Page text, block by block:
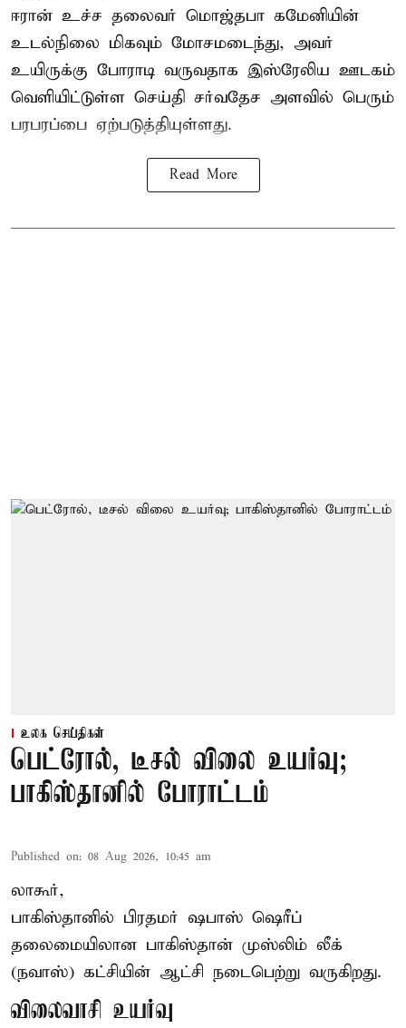
ஈரான் உச்ச தலைவர் மொஜ்தபா கமேனியின்
உடல்நிலை மிகவும் மோசமடைந்து, அவர்
உயிருக்கு போராடி வருவதாக இஸ்ரேலிய ஊடகம்
வெளியிட்டுள்ள செய்தி சர்வதேச அளவில் பெரும்
பரபரப்பை ஏற்படுத்தியுள்ளது.
Read More
உலக செய்திகள்
பெட்ரோல், டீசல் விலை உயர்வு;
பாகிஸ்தானில் போராட்டம்
Published on: 08 Aug 2026, 10:45 am
லாகூர்,
பாகிஸ்தானில் பிரதமர் ஷபாஸ் ஷெரீப்
தலைமையிலான பாகிஸ்தான் முஸ்லிம் லீக்
(நவாஸ்) கட்சியின் ஆட்சி நடைபெற்று வருகிறது.
விலைவாசி உயர்வு